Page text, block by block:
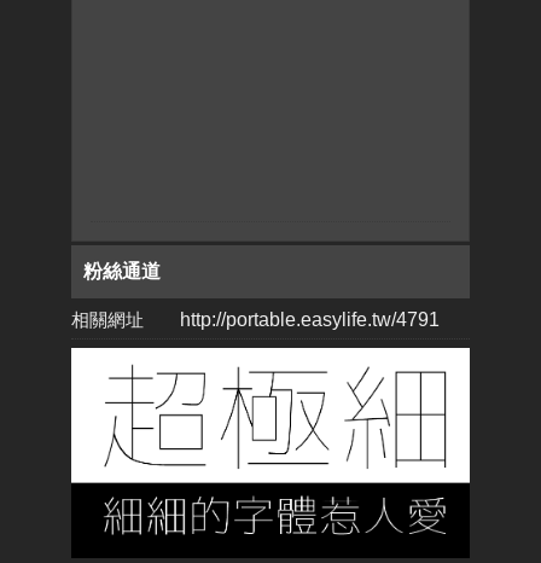
粉絲通道
相關網址 http://portable.easylife.tw/4791